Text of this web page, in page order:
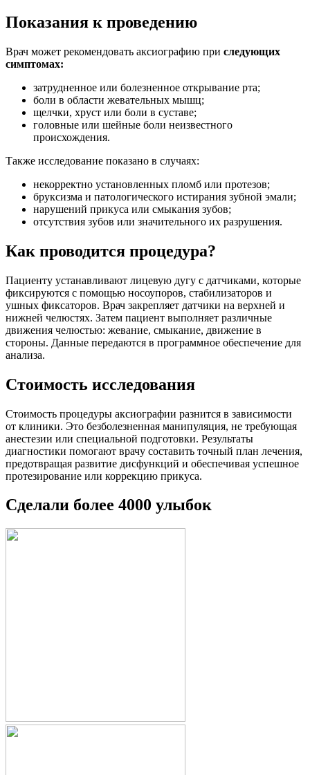
Показания к проведению
Врач может рекомендовать аксиографию при следующих
симптомах:
затрудненное или болезненное открывание рта;
боли в области жевательных мышц;
щелчки, хруст или боли в суставе;
головные или шейные боли неизвестного
происхождения.
Также исследование показано в случаях:
некорректно установленных пломб или протезов;
бруксизма и патологического истирания зубной эмали;
нарушений прикуса или смыкания зубов;
отсутствия зубов или значительного их разрушения.
Как проводится процедура?
Пациенту устанавливают лицевую дугу с датчиками, которые
фиксируются с помощью носоупоров, стабилизаторов и
ушных фиксаторов. Врач закрепляет датчики на верхней и
нижней челюстях. Затем пациент выполняет различные
движения челюстью: жевание, смыкание, движение в
стороны. Данные передаются в программное обеспечение для
анализа.
Стоимость исследования
Стоимость процедуры аксиографии разнится в зависимости
от клиники. Это безболезненная манипуляция, не требующая
анестезии или специальной подготовки. Результаты
диагностики помогают врачу составить точный план лечения,
предотвращая развитие дисфункций и обеспечивая успешное
протезирование или коррекцию прикуса.
Сделали более 4000 улыбок